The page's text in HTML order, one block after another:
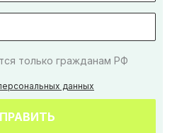
только гражданам РФ
данных